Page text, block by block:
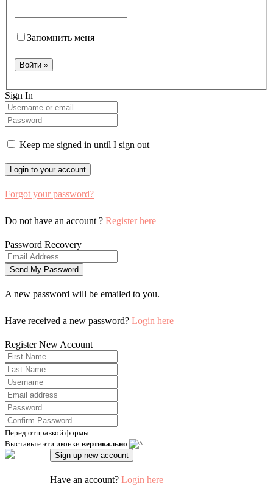
Запомнить меня
Sign In
Keep me signed in until I sign out
Forgot your password?
Do not have an account ? Register here
Password Recovery
A new password will be emailed to you.
Have received a new password? Login here
Register New Account
Перед отправкой формы:
Выставьте эти иконки вертикально
Have an account? Login here